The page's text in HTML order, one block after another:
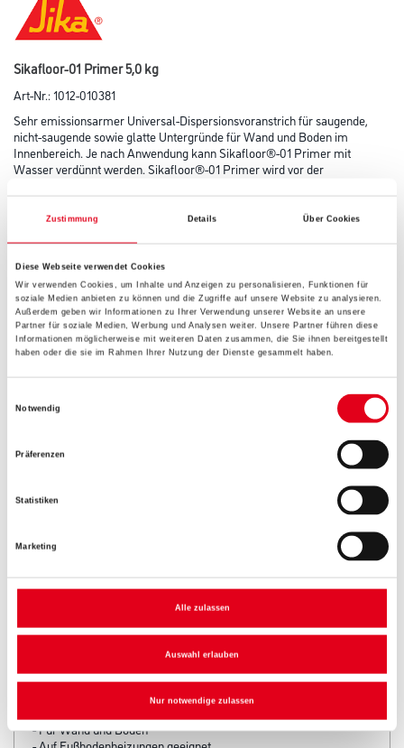
Zustimmung Details Über Cookies
Diese Webseite verwendet Cookies
Wir verwenden Cookies, um Inhalte und Anzeigen zu personalisieren, Funktionen für
soziale Medien anbieten zu können und die Zugriffe auf unsere Website zu analysieren.
Außerdem geben wir Informationen zu Ihrer Verwendung unserer Website an unsere
Partner für soziale Medien, Werbung und Analysen weiter. Unsere Partner führen diese
Informationen möglicherweise mit weiteren Daten zusammen, die Sie ihnen bereitgestellt
haben oder die sie im Rahmen Ihrer Nutzung der Dienste gesammelt haben.
Notwendig
Präferenzen
Statistiken
Marketing
Alle zulassen
Auswahl erlauben
Nur notwendige zulassen
Sikafloor-01 Primer 5,0 kg
Art-Nr.:1012-010381
Sehr emissionsarmer Universal-Dispersionsvoranstrich für saugende,
nicht-saugende sowie glatte Untergründe für Wand und Boden im
Innenbereich. Je nach Anwendung kann Sikafloor®-01 Primer mit
Wasser verdünnt werden. Sikafloor®-01 Primer wird vor der
der Saugfähichkeit und der Verbesserung der Haftung
aufgetragen.
Gebinde
- Für Wand und Boden